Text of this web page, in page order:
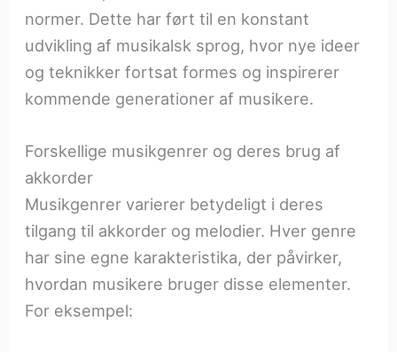
normer. Dette har ført til en konstant
udvikling af musikalsk sprog, hvor nye ideer
og teknikker fortsat formes og inspirerer
kommende generationer af musikere.
Forskellige musikgenrer og deres brug af
akkorder
Musikgenrer varierer betydeligt i deres
tilgang til akkorder og melodier. Hver genre
har sine egne karakteristika, der påvirker,
hvordan musikere bruger disse elementer.
For eksempel: